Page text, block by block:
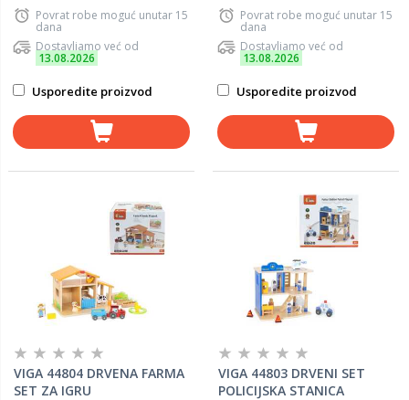
Povrat robe moguć unutar 15
dana
Dostavljamo već od
13.08.2026
Usporedite proizvod
Povrat robe moguć unutar 15
dana
Dostavljamo već od
13.08.2026
Usporedite proizvod
VIGA 44804 DRVENA FARMA
SET ZA IGRU
VIGA 44803 DRVENI SET
POLICIJSKA STANICA